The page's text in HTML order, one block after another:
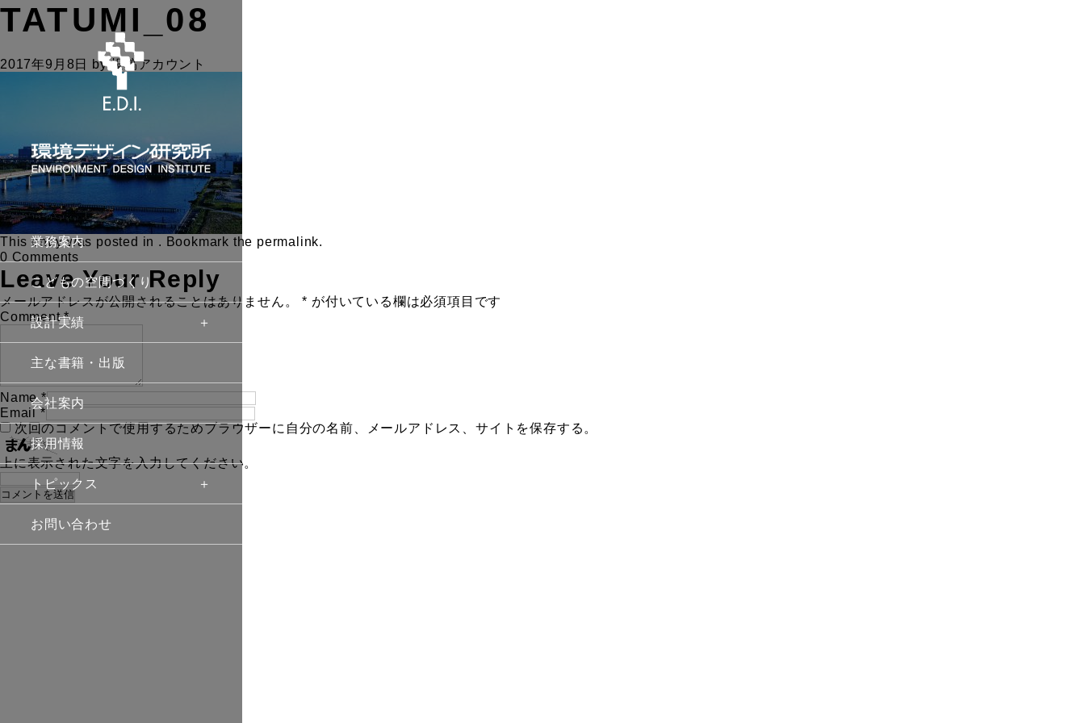
業務案内
こどもの空間づくり
設計実績
主な書籍・出版
会社案内
採用情報
トピックス
お問い合わせ
TATUMI_08
2017年9月8日 by投稿アカウント
This entry was posted in . Bookmark the permalink.
0 Comments
Leave Your Reply
メールアドレスが公開されることはありません。 * が付いている欄は必須項目です
Comment *
Name *
Email *
次回のコメントで使用するためブラウザーに自分の名前、メールアドレス、サイトを保存する。
上に表示された文字を入力してください。